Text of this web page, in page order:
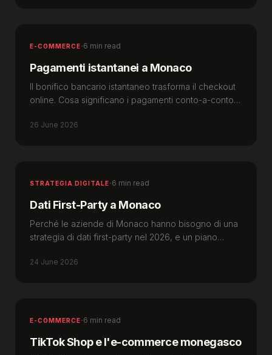
E-COMMERCE·6 min read
Pagamenti istantanei a Monaco
Il bonifico bancario istantaneo trasforma il checkout
online. Cosa significano i pagamenti conto-a-conto
26 June 2026
STRATEGIA DIGITALE·6 min read
Dati First-Party a Monaco
Perché le aziende di Monaco hanno bisogno di una
strategia di dati first-party nel 2026, e un piano
24 June 2026
E-COMMERCE·6 min read
TikTok Shop e l'e-commerce monegasco